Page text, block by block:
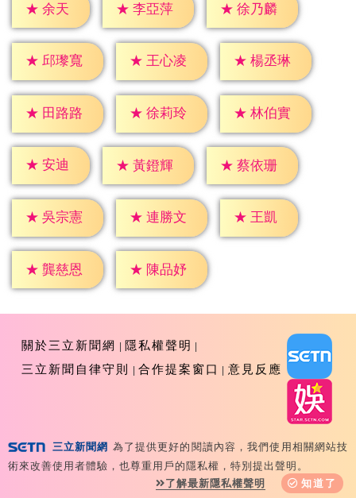
★ 余天 ★ 李亞萍 ★ 徐乃麟
★ 邱瓈寬 ★ 王心凌 ★ 楊丞琳
★ 田路路 ★ 徐莉玲 ★ 林伯實
★ 安迪 ★ 黃鐙輝 ★ 蔡依珊
★ 吳宗憲 ★ 連勝文 ★ 王凱
★ 龔慈恩 ★ 陳品妤
關於三立新聞網
隱私權聲明
三立新聞自律守則
合作提案窗口 意見反應
Copyright ©2026 Sanlih E-Television All Rights
Reserved 版權所有 盜用必究 台北市內湖區舊宗路一段159
號 02-8792-8888
三立新聞網 為了提供更好的閱讀內容，我們使用相關網站技
術來改善使用者體驗，也尊重用戶的隱私權，特別提出聲明。
了解最新隱私權聲明
知道了